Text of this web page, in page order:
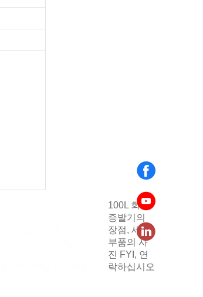
100L 회전
증발기의
장점, 세부
부품의 사
진 FYI, 연
락하십시오